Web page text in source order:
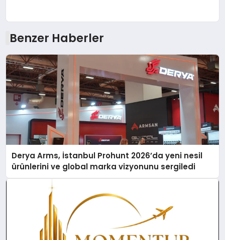
Benzer Haberler
Derya Arms, İstanbul Prohunt 2026’da yeni nesil
ürünlerini ve global marka vizyonunu sergiledi